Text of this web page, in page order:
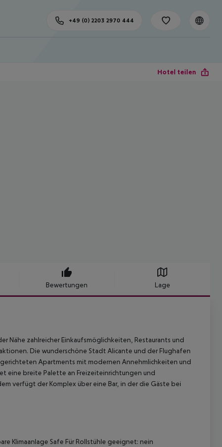
+49 (0) 2203 2970 444
Hotel teilen
Bewertungen Lage
Nähe zahlreicher Einkaufsmöglichkeiten, Restaurants und
Die wunderschöne Stadt Alicante und der Flughafen
Apartments mit modernen Annehmlichkeiten und
eine breite Palette an Freizeiteinrichtungen und
verfügt der Komplex über eine Bar, in der die Gäste bei
Klimaanlage Safe Für Rollstühle geeignet: nein